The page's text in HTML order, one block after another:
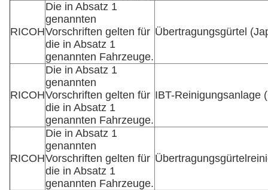
RICOH
Die in Absatz 1
genannten
Vorschriften gelten für
die in Absatz 1
genannten Fahrzeuge.
Übertragungsgürtel
RICOH
Die in Absatz 1
genannten
Vorschriften gelten für
die in Absatz 1
genannten Fahrzeuge.
IBT-Reinigungsanlage
RICOH
Die in Absatz 1
genannten
Vorschriften gelten für
die in Absatz 1
genannten Fahrzeuge.